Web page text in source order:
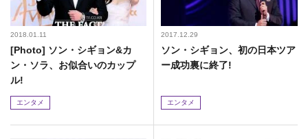
2018.01.11
[Photo] ソン・シギョン&カ
ン・ソラ、お似合いのカップ
ル!
エンタメ
2017.12.29
ソン・シギョン、初の日本ツア
ー成功裏に終了!
エンタメ